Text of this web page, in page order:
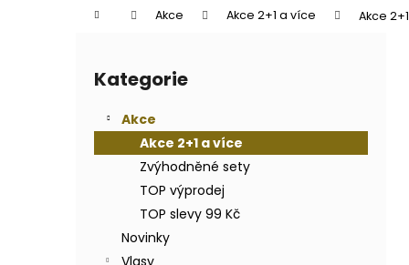
Domů Akce Akce 2+1 a více Akce
Přeskočit
kategorie
Kategorie
Akce
Akce 2+1 a více
Zvýhodněné sety
TOP výprodej
TOP slevy 99 Kč
Novinky
Vlasy